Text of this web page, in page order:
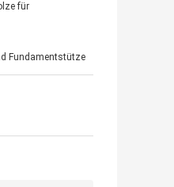
für
Fundamentstütze